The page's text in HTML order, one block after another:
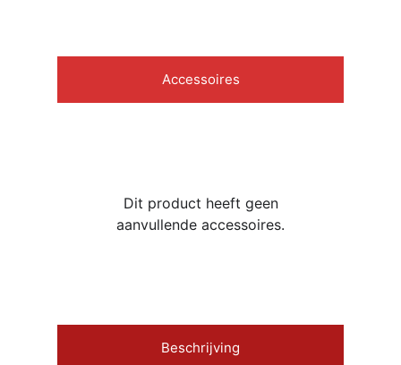
Accessoires
Beschrijving
Dit product heeft geen
aanvullende accessoires.